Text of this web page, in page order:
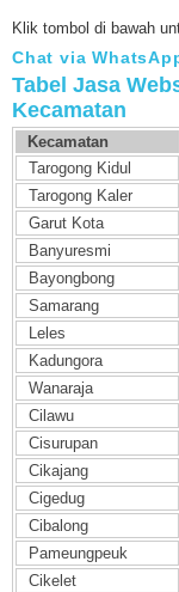
Klik tombol di bawah
Chat via
Tabel Jasa
Kecamatan
Kecamatan
Tarogong Kidul
Tarogong Kaler
Garut Kota
Banyuresmi
Bayongbong
Samarang
Leles
Kadungora
Wanaraja
Cilawu
Cisurupan
Cikajang
Cigedug
Cibalong
Pameungpeuk
Cikelet